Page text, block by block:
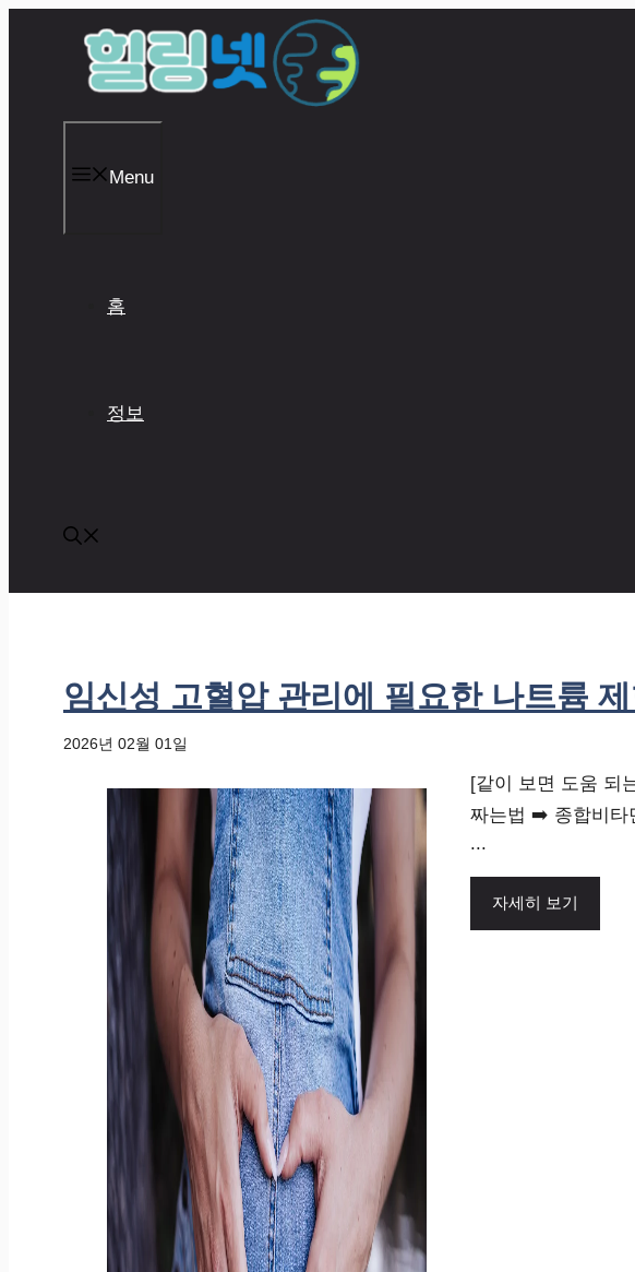
Menu
홈
정보
임신성 고혈압 관리에 필요한 나트륨
2026년 02월 01일
[같이 보면 도움 되
짜는법 ➡️ 종합비타
...
자세히 보기